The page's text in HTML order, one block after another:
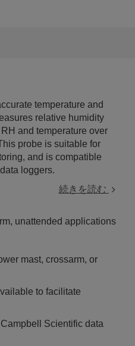
temperature and
relative humidity
and temperature over
probe is suitable for
and is compatible
loggers.
続きを読む
unattended applications
mast, crossarm, or
to facilitate
Scientific data